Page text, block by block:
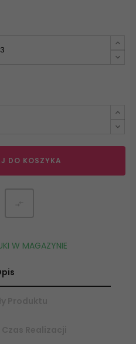
DO KOSZYKA
W MAGAZYNIE